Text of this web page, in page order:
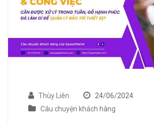
Thùy Liên
24/06/2024
Câu chuyện khách hàng